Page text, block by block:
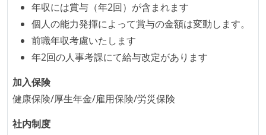
アジャイル実践状況
1ヶ月以下の短い期間でのイテレーション開発を実践
している
に準じるチーム内の打ち合わせを行っている
イテレーションの最後などに、定期的にチームでふり
かえりミーティングを行っている
年収には賞与（年2回）が含まれます
個人の能力発揮によって賞与の金額は変動します。
前職年収考慮いたします
年2回の人事考課にて給与改定があります
加入保険
健康保険/厚生年金/雇用保険/労災保険
社内制度